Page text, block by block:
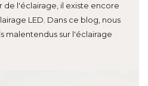
de l'éclairage, il existe encore
LED. Dans ce blog, nous
malentendus sur l'éclairage